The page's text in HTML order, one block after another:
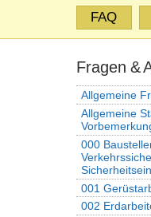
FAQ
Fragen &
Allgemeine
Allgemeine
000
001
002